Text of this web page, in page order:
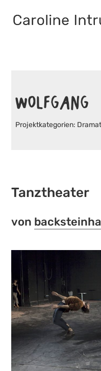
WOLFGANG
Tanztheater
von